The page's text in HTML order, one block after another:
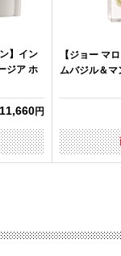
】イン
ジア ホ
11,660円
【ジョー マ
ムバジル＆マ